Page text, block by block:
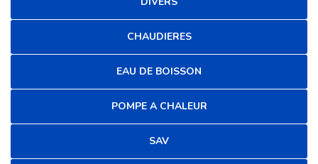
CHAUDIERES
EAU DE BOISSON
POMPE A CHALEUR
SAV